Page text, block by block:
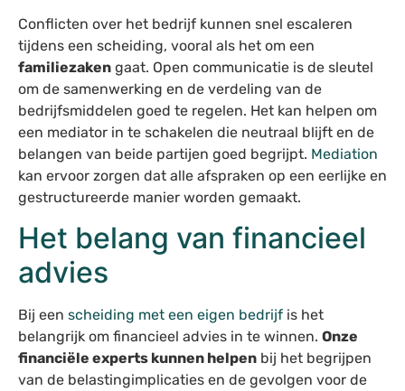
Conflicten over het bedrijf kunnen snel escaleren
tijdens een scheiding, vooral als het om een
familiezaken gaat. Open communicatie is de sleutel
om de samenwerking en de verdeling van de
bedrijfsmiddelen goed te regelen. Het kan helpen om
een mediator in te schakelen die neutraal blijft en de
belangen van beide partijen goed begrijpt. Mediation
kan ervoor zorgen dat alle afspraken op een eerlijke en
gestructureerde manier worden gemaakt.
Het belang van financieel
advies
Bij een scheiding met een eigen bedrijf is het
belangrijk om financieel advies in te winnen. Onze
financiële experts kunnen helpen bij het begrijpen
van de belastingimplicaties en de gevolgen voor de